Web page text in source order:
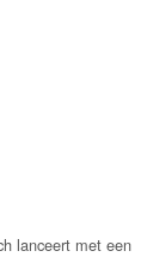
lanceert met een